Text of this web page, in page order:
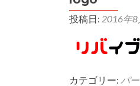
投稿日: 2016年
カテゴリー: パ